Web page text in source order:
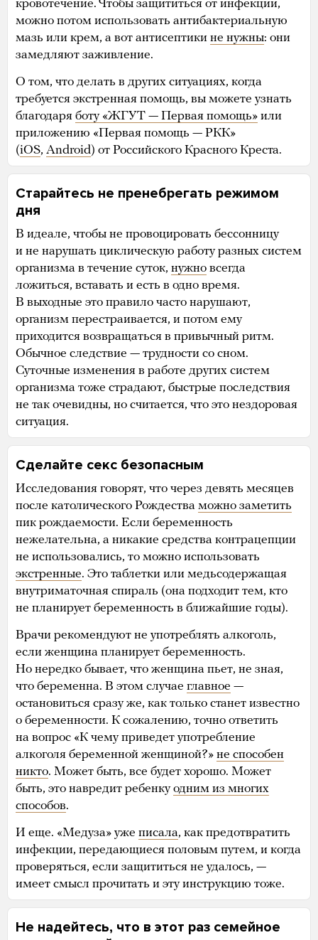
кровотечение. Чтобы защититься от инфекции,
можно потом использовать антибактериальную
мазь или крем, а вот антисептики не нужны: они
замедляют заживление.
О том, что делать в других ситуациях, когда
требуется экстренная помощь, вы можете узнать
благодаря боту «ЖГУТ — Первая помощь» или
приложению «Первая помощь — РКК»
(iOS, Android) от Российского Красного Креста.
Старайтесь не пренебрегать режимом
дня
В идеале, чтобы не провоцировать бессонницу
и не нарушать циклическую работу разных систем
организма в течение суток, нужно всегда
ложиться, вставать и есть в одно время.
В выходные это правило часто нарушают,
организм перестраивается, и потом ему
приходится возвращаться в привычный ритм.
Обычное следствие — трудности со сном.
Суточные изменения в работе других систем
организма тоже страдают, быстрые последствия
не так очевидны, но считается, что это нездоровая
ситуация.
Сделайте секс безопасным
Исследования говорят, что через девять месяцев
после католического Рождества можно заметить
пик рождаемости. Если беременность
нежелательна, а никакие средства контрацепции
не использовались, то можно использовать
экстренные. Это таблетки или медьсодержащая
внутриматочная спираль (она подходит тем, кто
не планирует беременность в ближайшие годы).
Врачи рекомендуют не употреблять алкоголь,
если женщина планирует беременность.
Но нередко бывает, что женщина пьет, не зная,
что беременна. В этом случае главное —
остановиться сразу же, как только станет известно
о беременности. К сожалению, точно ответить
на вопрос «К чему приведет употребление
алкоголя беременной женщиной?» не способен
никто. Может быть, все будет хорошо. Может
быть, это навредит ребенкуодним из многих
способов.
И еще. «Медуза» уже писала, как предотвратить
инфекции, передающиеся половым путем, и когда
проверяться, если защититься не удалось, —
имеет смысл прочитать и эту инструкцию тоже.
Не надейтесь, что в этот раз семейное